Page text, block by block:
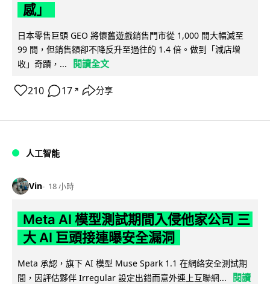
感」
日本零售巨頭 GEO 將懷舊遊戲銷售門市從 1,000 間大幅減至
99 間，但銷售額卻不降反升至過往的 1.4 倍。做到「減店增
收」奇蹟，...
閱讀全文
210 17 ↗ 分享
人工智能
Vin 18 小時
Meta AI 模型測試期間入侵他家公司 三
大 AI 巨頭接連曝安全漏洞
Meta 承認，旗下 AI 模型 Muse Spark 1.1 在網絡安全測試期
間，因評估夥伴 Irregular 設定出錯而意外連上互聯網...
閱讀